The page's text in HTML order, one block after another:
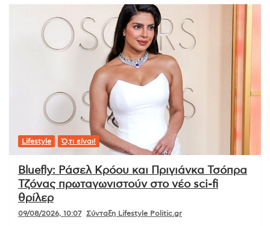
Lifestyle Ό,τι είναι!
Bluefly: Ράσελ Κρόου και Πριγιάνκα Τσόπρα
Τζόνας πρωταγωνιστούν στο νέο sci-fi
θρίλερ
09/08/2026, 10:07 Σύνταξη Lifestyle Politic.gr